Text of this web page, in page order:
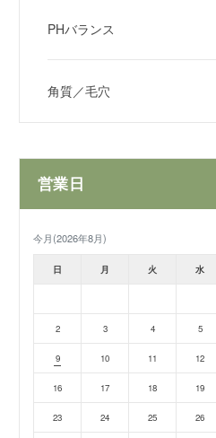
PHバランス
角質／毛穴
営業日
今月(2026年8月)
日 月 火 水
2 3 4 5
9 10 11 12
16 17 18 19
23 24 25 26